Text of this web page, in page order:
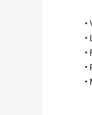
•
•
•
•
•